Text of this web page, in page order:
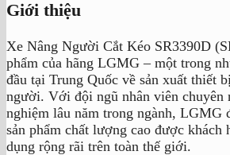
Giới thiệu
Xe Nâng Người Cắt Kéo SR3390D
phẩm của hãng LGMG – một trong
đầu tại Trung Quốc về sản xuất thiết
người. Với đội ngũ nhân viên chuyên
nghiệm lâu năm trong ngành, LGMG
sản phẩm chất lượng cao được khách
dụng rộng rãi trên toàn thế giới.